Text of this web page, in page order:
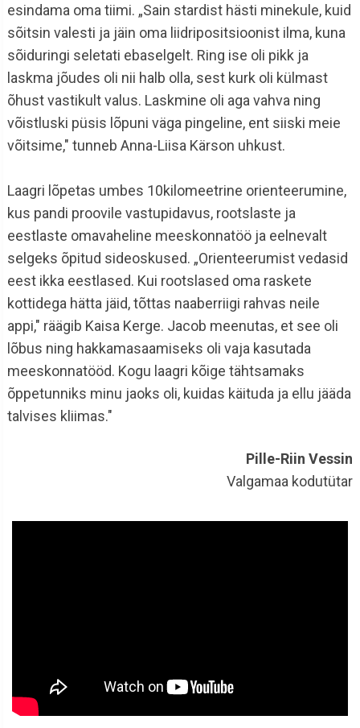
esindama oma tiimi. „Sain stardist hästi minekule, kuid
sõitsin valesti ja jäin oma liidripositsioonist ilma, kuna
sõiduringi seletati ebaselgelt. Ring ise oli pikk ja
laskma jõudes oli nii halb olla, sest kurk oli külmast
õhust vastikult valus. Laskmine oli aga vahva ning
võistluski püsis lõpuni väga pingeline, ent siiski meie
võitsime," tunneb Anna-Liisa Kärson uhkust.
Laagri lõpetas umbes 10kilomeetrine orienteerumine,
kus pandi proovile vastupidavus, rootslaste ja
eestlaste omavaheline meeskonnatöö ja eelnevalt
selgeks õpitud sideoskused. „Orienteerumist vedasid
eest ikka eestlased. Kui rootslased oma raskete
kottidega hätta jäid, tõttas naaberriigi rahvas neile
appi," räägib Kaisa Kerge. Jacob meenutas, et see oli
lõbus ning hakkamasaamiseks oli vaja kasutada
meeskonnatööd. Kogu laagri kõige tähtsamaks
õppetunniks minu jaoks oli, kuidas käituda ja ellu jääda
talvises kliimas."
Pille-Riin Vessin
Valgamaa kodutütar